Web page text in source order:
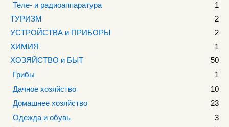
Теле- и радиоаппаратура
1
ТУРИЗМ
2
УСТРОЙСТВА и ПРИБОРЫ
2
ХИМИЯ
1
ХОЗЯЙСТВО и БЫТ
50
Грибы
1
Дачное хозяйство
10
Домашнее хозяйство
23
Одежда и обувь
3